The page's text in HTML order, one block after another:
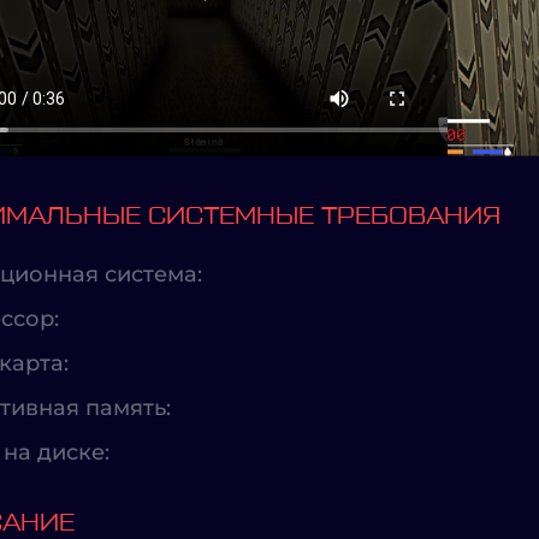
СИСТЕМНЫЕ ТРЕБОВАНИЯ
система:
память:
диске: